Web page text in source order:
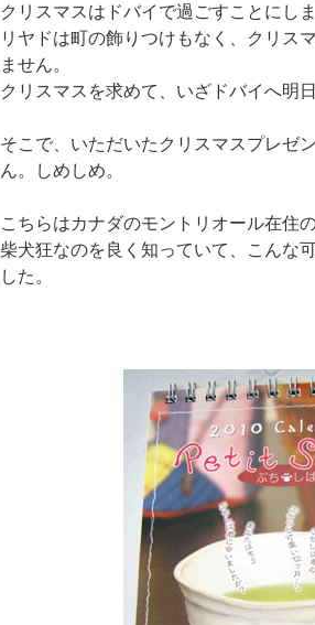
クリスマスはドバイで過ごすことにしま
リヤドは町の飾りつけもなく、クリス
ません。
クリスマスを求めて、いざドバイへ明日
そこで、いただいたクリスマスプレゼ
ん。しめしめ。
こちらはカナダのモントリオール在住の
柴犬狂なのを良く知っていて、こんな
した。